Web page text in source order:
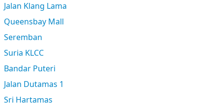
Jalan Klang Lama
Queensbay Mall
Seremban
Suria KLCC
Bandar Puteri
Jalan Dutamas 1
Sri Hartamas